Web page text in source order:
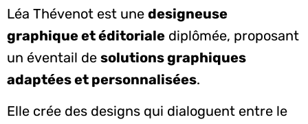
Léa Thévenot est une designeuse
graphique et éditoriale diplômée, proposant
un éventail de solutions graphiques
adaptées et personnalisées.
Elle crée des designs qui dialoguent entre le